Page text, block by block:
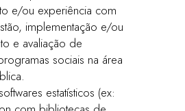
e/ou experiência com
implementação e/ou
e avaliação de
sociais na área
estatísticos (ex: